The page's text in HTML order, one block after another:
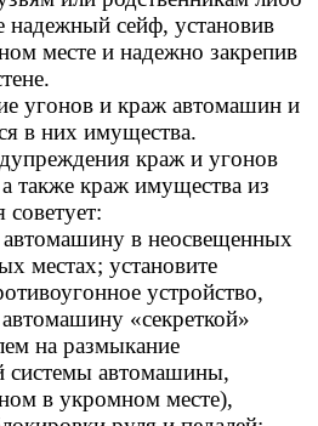
надежный сейф, установив
месте и надежно закрепив
угонов и краж автомашин и
в них имущества.
краж и угонов
также краж имущества из
автомашину в неосвещенных
местах; установите
устройство,
«секреткой»
на размыкание
системы автомашины,
в укромном месте),